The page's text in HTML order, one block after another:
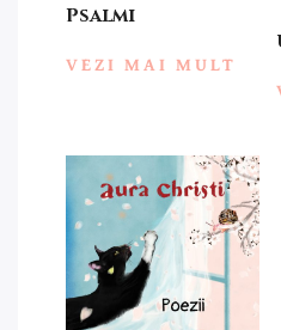
Psalmi
VEZI MAI MULT